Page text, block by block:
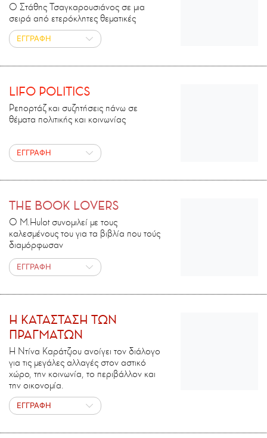
Ο Στάθης Τσαγκαρουσιάνος σε μια
σειρά από ετερόκλητες θεματικές
ΕΓΓΡΑΦΗ
LIFO POLITICS
Ρεπορτάζ και συζητήσεις πάνω σε
θέματα πολιτικής και κοινωνίας
ΕΓΓΡΑΦΗ
THE BOOK LOVERS
Ο M.Ηulot συνομιλεί με τους
καλεσμένους του για τα βιβλία που τούς
διαμόρφωσαν
ΕΓΓΡΑΦΗ
H ΚΑΤΑΣΤΑΣΗ ΤΩΝ
ΠΡΑΓΜΑΤΩΝ
Η Ντίνα Καράτζιου ανοίγει τον διάλογο
για τις μεγάλες αλλαγές στον αστικό
χώρο, την κοινωνία, το περιβάλλον και
την οικονομία.
ΕΓΓΡΑΦΗ